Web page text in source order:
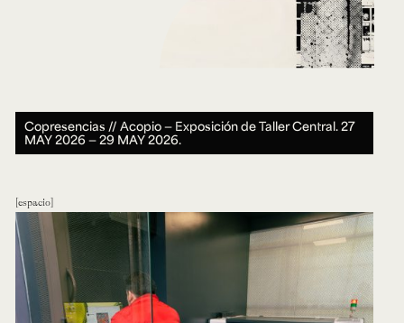
Copresencias // Acopio — Exposición de Taller Central.27
MAY 2026 ― 29 MAY 2026.
espacio